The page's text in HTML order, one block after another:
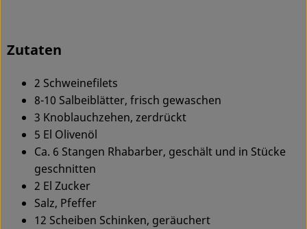
NEU & ANGEBOT
THEMENWELTEN
AUS DER REGION
Ökokisten
Obst & Gemüse
Kühltheke
Zutaten
2 Schweinefilets
8-10 Salbeiblätter, frisch gewaschen
3 Knoblauchzehen, zerdrückt
5 El Olivenöl
Ca. 6 Stangen Rhabarber, geschält und in Stücke
geschnitten
2 El Zucker
Salz, Pfeffer
12 Scheiben Schinken, geräuchert